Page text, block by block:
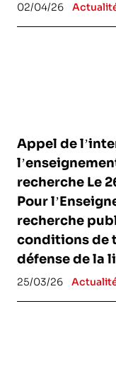
02/04/26
Appel de
recherche Le
Pour
recherche
conditions de
défense de la
25/03/26